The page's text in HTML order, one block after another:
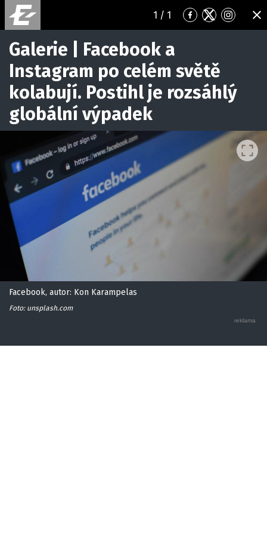
1 / 1
Přejít
na
Přejít
na
Přejít
na
Galerie | Facebook a
Instagram po celém světě
kolabují. Postihl je rozsáhlý
globální výpadek
Facebook, autor: Kon Karampelas
Foto: unsplash.com